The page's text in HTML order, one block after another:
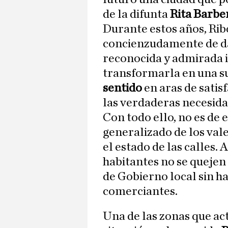
de la difuntaRita
Durante estos años,
concienzudamente de
reconocida y
transformarla en una
sentido en aras de
las verdaderas
Con todo ello, no es de
generalizado de los
el estado de las calles.
habitantes no se
de Gobierno local sin
comerciantes.
Una de las zonas que